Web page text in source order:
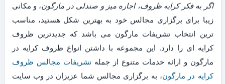
اگر به فکر کرایه ظروف، اجاره میز و صندلی در مارگون، و مکانی
زیبا برای برگزاری مجالس خود به بهترین شکل هستید، مناسب
ترین انتخاب تشریفات مارگون می باشد که جدیدترین ظروف
کرایه ای را دارد. این مجموعه با داشتن انواع ظروف کرایه در
مارگون و ارائه خدمات متنوع از جملهتشریفات مجالس ظروف
کرایه در مارگون، به برگزاری مجالس شما عزیزان در وب سایت